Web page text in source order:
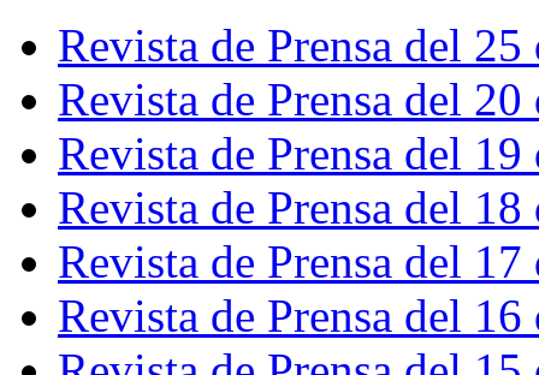
Revista de Prensa del
Revista de Prensa del
Revista de Prensa del
Revista de Prensa del
Revista de Prensa del
Revista de Prensa del